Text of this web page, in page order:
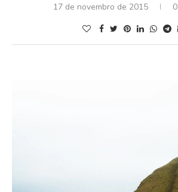
17 de novembro de 2015